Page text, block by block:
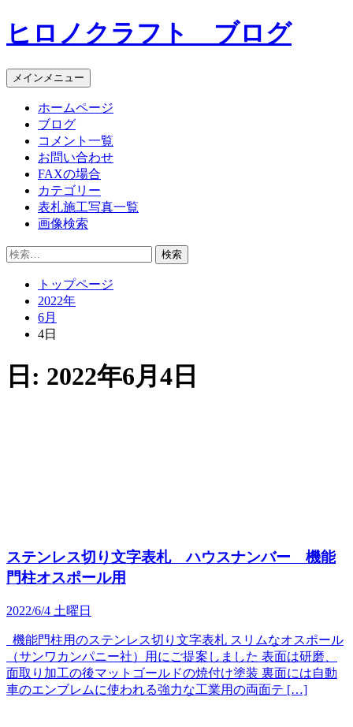
コ
ン
ン
ツ
ヒロノクラフト ブログ
メインメニュー
ホームページ
ブログ
コメント一覧
お問い合わせ
FAXの場合
カテゴリー
表札施工写真一覧
画像検索
検
トップページ
2022年
6月
4日
日: 2022年6月4日
ステンレス切り文字表札 ハウスナンバー 機能
門柱オスポール用
2022/6/4 土曜日
機能門柱用のステンレス切り文字表札 スリムなオスポール
（サンワカンパニー社）用にご提案しました 表面は研磨、
面取り加工の後マットゴールドの焼付け塗装 裏面には自動
車のエンブレムに使われる強力な工業用の両面テ […]